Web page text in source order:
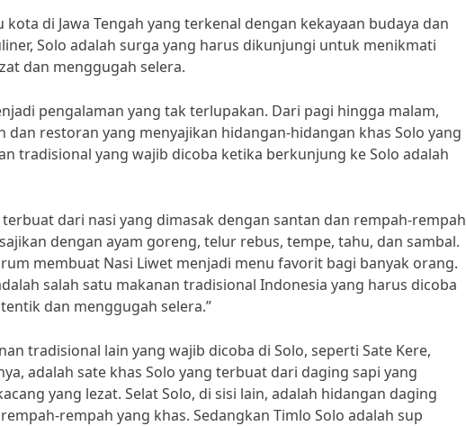
di Jawa Tengah yang terkenal dengan kekayaan budaya dan
Solo adalah surga yang harus dikunjungi untuk menikmati
dan menggugah selera.
pengalaman yang tak terlupakan. Dari pagi hingga malam,
restoran yang menyajikan hidangan-hidangan khas Solo yang
tradisional yang wajib dicoba ketika berkunjung ke Solo adalah
dari nasi yang dimasak dengan santan dan rempah-rempah
dengan ayam goreng, telur rebus, tempe, tahu, dan sambal.
membuat Nasi Liwet menjadi menu favorit bagi banyak orang.
salah satu makanan tradisional Indonesia yang harus dicoba
dan menggugah selera.”
tradisional lain yang wajib dicoba di Solo, seperti Sate Kere,
adalah sate khas Solo yang terbuat dari daging sapi yang
yang lezat. Selat Solo, di sisi lain, adalah hidangan daging
rempah yang khas. Sedangkan Timlo Solo adalah sup